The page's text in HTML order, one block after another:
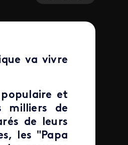
va vivre
et
milliers de
de leurs
les "Papa